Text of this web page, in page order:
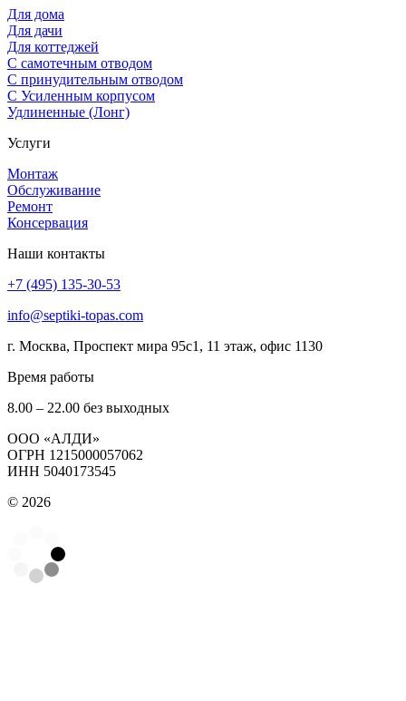
Для дома
Для дачи
Для коттеджей
С самотечным отводом
С принудительным отводом
С Усиленным корпусом
Удлиненные (Лонг)
Услуги
Монтаж
Обслуживание
Ремонт
Консервация
Наши контакты
+7 (495) 135-30-53
info@septiki-topas.com
г. Москва, Проспект мира 95с1, 11 этаж, офис 1130
Время работы
8.00 – 22.00 без выходных
OOO «АЛДИ»
ОГРН 1215000057062
ИНН 5040173545
© 2026